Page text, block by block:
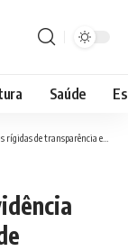
Saúde
de transparência e controle